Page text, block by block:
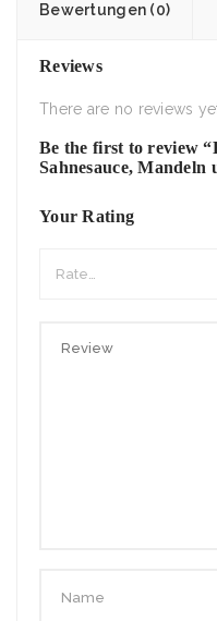
Bewertungen (0)
Reviews
There are no reviews
Be the first to review
Sahnesauce, Mandeln
Your Rating